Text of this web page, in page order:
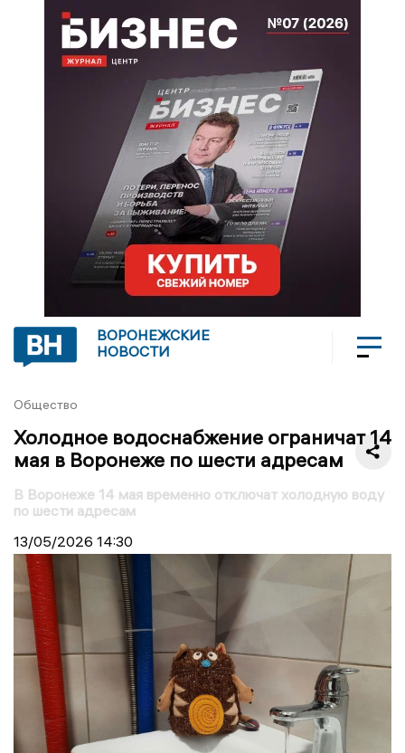
ВОРОНЕЖСКИЕ
НОВОСТИ
Общество
Холодное водоснабжение ограничат 14
мая в Воронеже по шести адресам
В Воронеже 14 мая временно отключат холодную воду
по шести адресам
13/05/2026 14:30